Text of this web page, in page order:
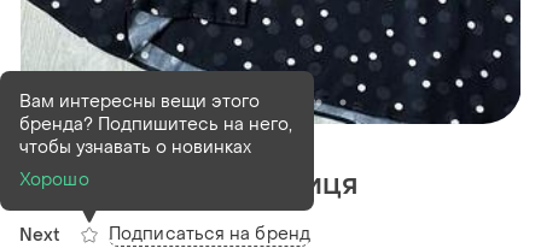
В наличии 1 шт
Нова стильна спідниця
Next
Вам интересны вещи этого
бренда? Подпишитесь на него,
чтобы узнавать о новинках
Хорошо
Подписаться на бренд